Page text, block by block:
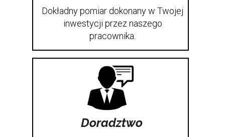
Dokładny pomiar dokonany w Twojej
inwestycji przez naszego
pracownika.
Doradztwo